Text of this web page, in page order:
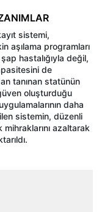
sistemi,
aşılama programları
hastalığıyla değil,
de
tanınan statünün
oluşturduğu
daha
sistemin, düzenli
azaltarak